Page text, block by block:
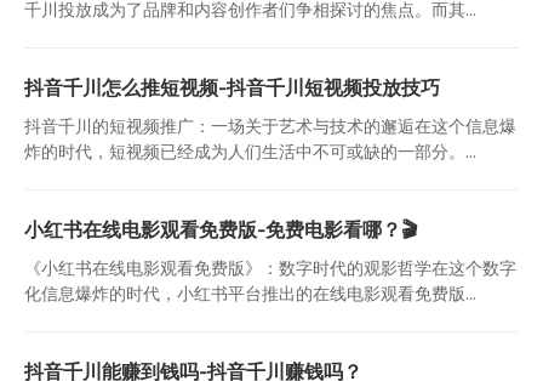
千川投放成为了品牌和内容创作者们争相探讨的焦点。而其...
抖音千川怎么推短视频-抖音千川短视频投放技巧
抖音千川的短视频推广：一场关于艺术与技术的邂逅在这个信息爆
炸的时代，短视频已经成为人们生活中不可或缺的一部分。...
小红书在线电影观看免费版-免费电影看哪？🎬
《小红书在线电影观看免费版》：数字时代的观影哲学在这个数字
化信息爆炸的时代，小红书平台推出的在线电影观看免费版...
抖音千川能赚到钱吗-抖音千川赚钱吗？